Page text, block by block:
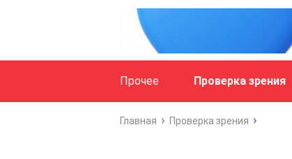
Прочее Проверка зрения
Главная Проверка зрения